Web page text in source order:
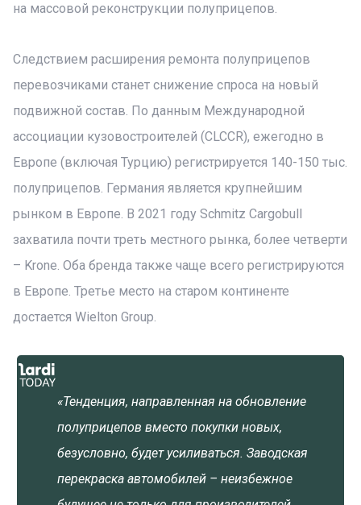
на массовой реконструкции полуприцепов.
Следствием расширения ремонта полуприцепов
перевозчиками станет снижение спроса на новый
подвижной состав. По данным Международной
ассоциации кузовостроителей (CLCCR), ежегодно в
Европе (включая Турцию) регистрируется 140-150 тыс.
полуприцепов. Германия является крупнейшим
рынком в Европе. В 2021 году Schmitz Cargobull
захватила почти треть местного рынка, более четверти
– Krone. Оба бренда также чаще всего регистрируются
в Европе. Третье место на старом континенте
достается Wielton Group.
«Тенденция, направленная на обновление
полуприцепов вместо покупки новых,
безусловно, будет усиливаться. Заводская
перекраска автомобилей – неизбежное